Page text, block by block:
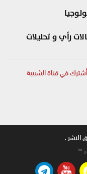
رأي و تحليلات
أشترك في قناة الشبيبة
النشر .
™